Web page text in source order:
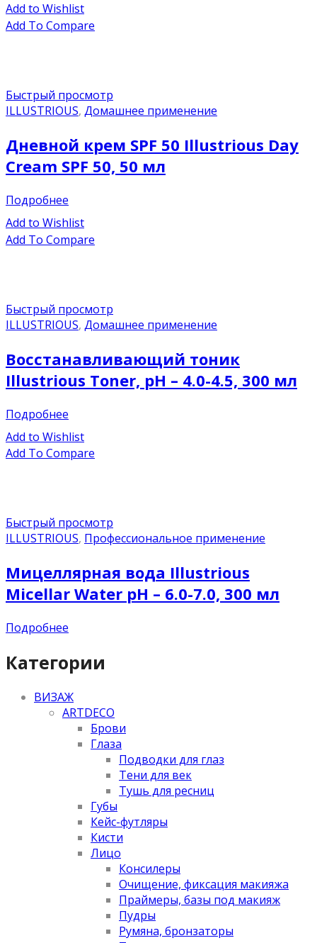
Add to Wishlist
Add To Compare
Быстрый просмотр
ILLUSTRIOUS, Домашнее применение
Дневной крем SPF 50 Illustrious Day
Cream SPF 50, 50 мл
Подробнее
Add to Wishlist
Add To Compare
Быстрый просмотр
ILLUSTRIOUS, Домашнее применение
Восстанавливающий тоник
Illustrious Toner, рН – 4.0-4.5, 300 мл
Подробнее
Add to Wishlist
Add To Compare
Быстрый просмотр
ILLUSTRIOUS, Профессиональное применение
Мицеллярная вода Illustrious
Micellar Water pH – 6.0-7.0, 300 мл
Подробнее
Категории
ВИЗАЖ
ARTDECO
Брови
Глаза
Подводки для глаз
Тени для век
Тушь для ресниц
Губы
Кейс-футляры
Кисти
Лицо
Консилеры
Очищение, фиксация макияжа
Праймеры, базы под макияж
Пудры
Румяна, бронзаторы